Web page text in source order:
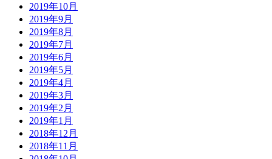
2019年10月
2019年9月
2019年8月
2019年7月
2019年6月
2019年5月
2019年4月
2019年3月
2019年2月
2019年1月
2018年12月
2018年11月